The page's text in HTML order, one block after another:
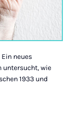
neues
untersucht, wie
1933 und